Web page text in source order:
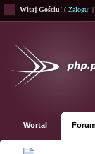
Witaj Gościu! ( Zaloguj |
Wortal